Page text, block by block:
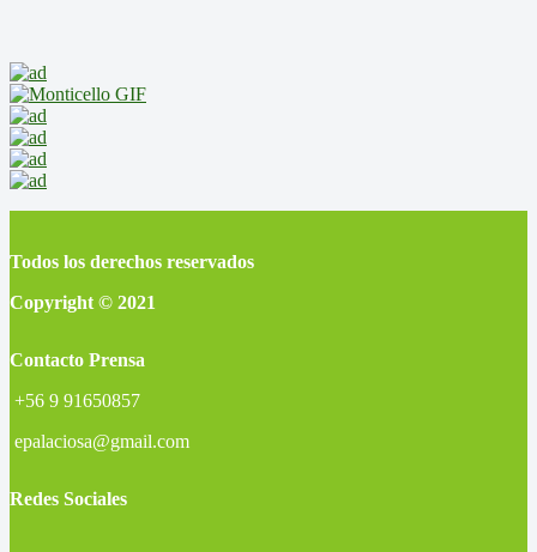
Todos los derechos reservados
Copyright © 2021
Contacto Prensa
+56 9 91650857
epalaciosa@gmail.com
Redes Sociales